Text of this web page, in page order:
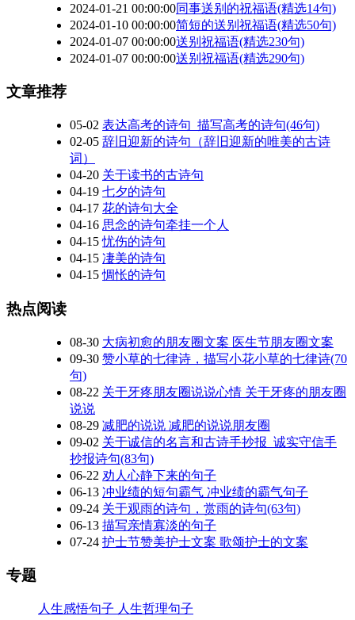
2024-01-21 00:00:00同事送别的祝福语(精选14句)
2024-01-10 00:00:00简短的送别祝福语(精选50句)
2024-01-07 00:00:00送别祝福语(精选230句)
2024-01-07 00:00:00送别祝福语(精选290句)
文章推荐
05-02 表达高考的诗句_描写高考的诗句(46句)
02-05 辞旧迎新的诗句（辞旧迎新的唯美的古诗
词）
04-20 关于读书的古诗句
04-19 七夕的诗句
04-17 花的诗句大全
04-16 思念的诗句牵挂一个人
04-15忧伤的诗句
04-15 凄美的诗句
04-15惆怅的诗句
热点阅读
08-30 大病初愈的朋友圈文案 医生节朋友圈文案
09-30 赞小草的七律诗，描写小花小草的七律诗(70
句)
08-22 关于牙疼朋友圈说说心情 关于牙疼的朋友圈
说说
08-29 减肥的说说 减肥的说说朋友圈
09-02 关于诚信的名言和古诗手抄报_诚实守信手
抄报诗句(83句)
06-22 劝人心静下来的句子
06-13 冲业绩的短句霸气 冲业绩的霸气句子
09-24 关于观雨的诗句，赏雨的诗句(63句)
06-13 描写亲情寡淡的句子
07-24 护士节赞美护士文案 歌颂护士的文案
专题
人生感悟句子 人生哲理句子